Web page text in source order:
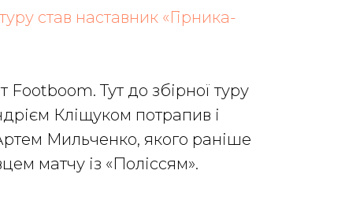
став наставник «Гірника-
Footboom. Тут до збірної туру
Кліщуком потрапив і
Мильченко, якого раніше
матчу із «Поліссям».